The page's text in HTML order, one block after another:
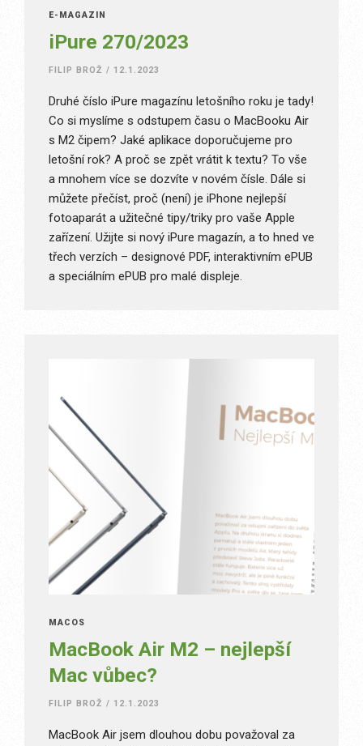
E-MAGAZÍN
iPure 270/2023
FILIP BROŽ / 12.1.2023
Druhé číslo iPure magazínu letošního roku je tady!
Co si myslíme s odstupem času o MacBooku Air
s M2 čipem? Jaké aplikace doporučujeme pro
letošní rok? A proč se zpět vrátit k textu? To vše
a mnohem více se dozvíte v novém čísle. Dále si
můžete přečíst, proč (není) je iPhone nejlepší
fotoaparát a užitečné tipy/triky pro vaše Apple
zařízení. Užijte si nový iPure magazín, a to hned ve
třech verzích – designové PDF, interaktivním ePUB
a speciálním ePUB pro malé displeje.
MACOS
MacBook Air M2 – nejlepší
Mac vůbec?
FILIP BROŽ / 12.1.2023
MacBook Air jsem dlouhou dobu považoval za